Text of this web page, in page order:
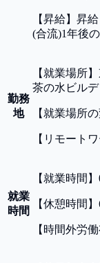
【昇給】 昇
(合流)1年後
勤務
地
【 就業場所】
茶の水ビル
【 就業場所
【 リモート
就業
時間
【 就業時間 】
【休憩時間 】
【 時間外労